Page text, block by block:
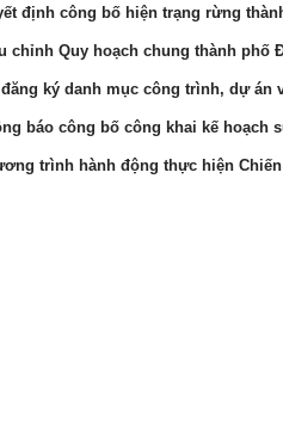
định công bố hiện trạng rừng
chỉnh Quy hoạch chung thành phố
ký danh mục công trình, dự án
báo công bố công khai kế hoạch
trình hành động thực hiện